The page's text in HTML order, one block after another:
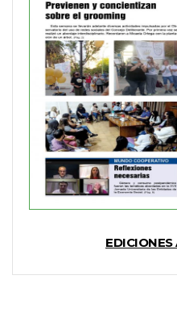
EDICIONES